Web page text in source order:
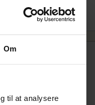
Om
til at analysere
På lager